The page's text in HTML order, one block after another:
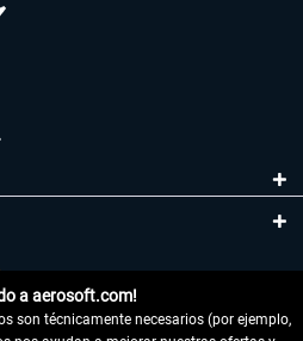
a aerosoft.com!
son técnicamente necesarios (por ejemplo,